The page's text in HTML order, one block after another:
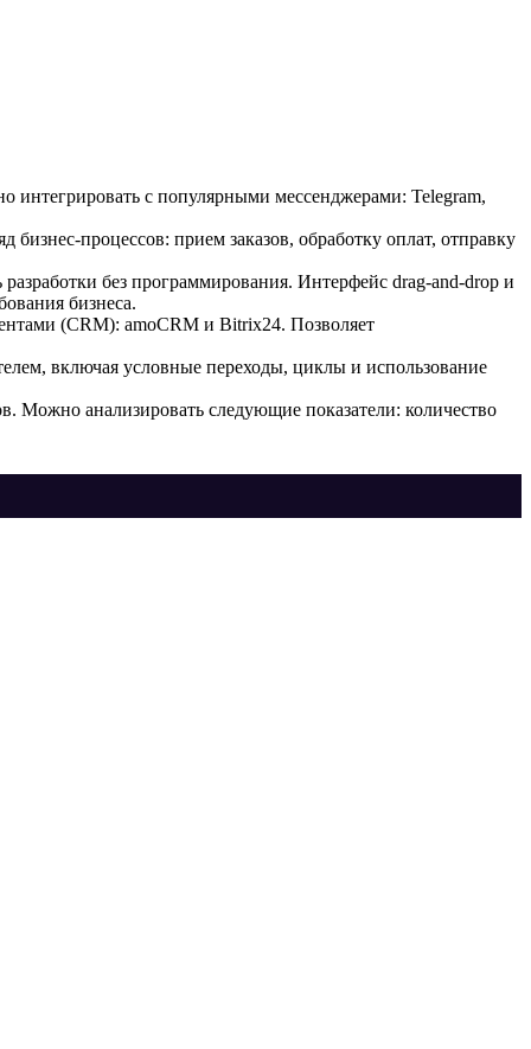
интегрировать с популярными мессенджерами: Telegram,
бизнес-процессов: прием заказов, обработку оплат, отправку
без программирования. Интерфейс drag-and-drop и
бизнеса.
(CRM): amoCRM и Bitrix24. Позволяет
включая условные переходы, циклы и использование
Можно анализировать следующие показатели: количество